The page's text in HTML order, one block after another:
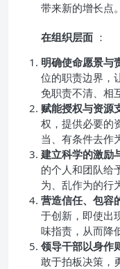
带来新的增长点。
在组织层面 ：
明确使命愿景与
位的职责边界，
免职责不清、相
赋能授权与资源
权，提供必要的
当、有条件去作
建立科学的激励
的个人和团队给
为、乱作为的行
营造信任、包容
于创新，即使出
味指责，从而降
领导干部以身作
敢于拍板决策，